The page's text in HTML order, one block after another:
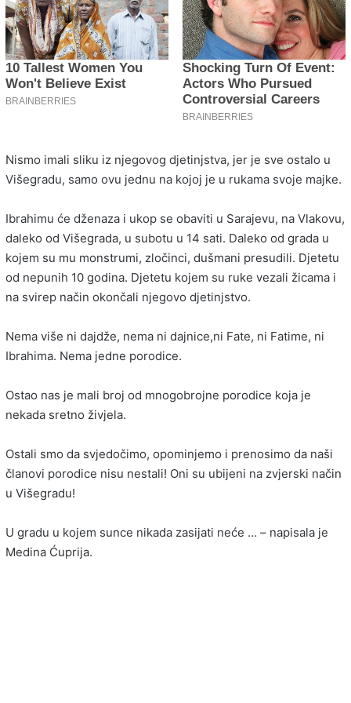
Nismo imali sliku iz njegovog djetinjstva, jer je sve ostalo u
Višegradu, samo ovu jednu na kojoj je u rukama svoje majke.
Ibrahimu će dženaza i ukop se obaviti u Sarajevu, na Vlakovu,
daleko od Višegrada, u subotu u 14 sati. Daleko od grada u
kojem su mu monstrumi, zločinci, dušmani presudili. Djetetu
od nepunih 10 godina. Djetetu kojem su ruke vezali žicama i
na svirep način okončali njegovo djetinjstvo.
Nema više ni dajdže, nema ni dajnice,ni Fate, ni Fatime, ni
Ibrahima. Nema jedne porodice.
Ostao nas je mali broj od mnogobrojne porodice koja je
nekada sretno živjela.
Ostali smo da svjedočimo, opominjemo i prenosimo da naši
članovi porodice nisu nestali! Oni su ubijeni na zvjerski način
u Višegradu!
U gradu u kojem sunce nikada zasijati neće … – napisala je
Medina Ćuprija.